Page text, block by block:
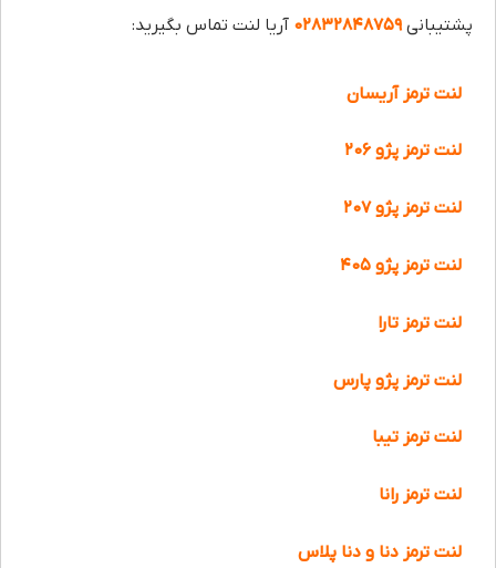
پشتیبانی ۰۲۸۳۲۸۴۸۷۵۹ آریا لنت تماس بگیرید:
لنت ترمز آریسان
لنت ترمز پژو ۲۰۶
لنت ترمز پژو ۲۰۷
لنت ترمز پژو ۴۰۵
لنت ترمز تارا
لنت ترمز پژو پارس
لنت ترمز تیبا
لنت ترمز رانا
لنت ترمز دنا و دنا پلاس